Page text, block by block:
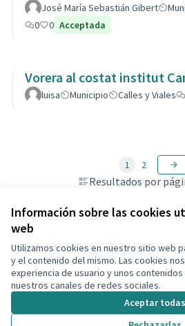
Información sobre las cookies
web
Utilizamos cookies en nuestro sitio web
y el contenido del mismo. Las cookies
experiencia de usuario y unos
nuestros canales de redes sociales.
Aceptar todas
José María Sebastián Gibert
0
0 Acceptada
Vorera al costat institut
luisa Municipio Calles y Viales
Resultados por
1 2
Términos y condiciones de uso
Configuración de cookies
Decidim Calafell en X
(Enlace externo)
Decidim Calafell en Facebook
Decidim Calafell en YouTube
Decidim Calafell en GitHub
(Enlace externo)